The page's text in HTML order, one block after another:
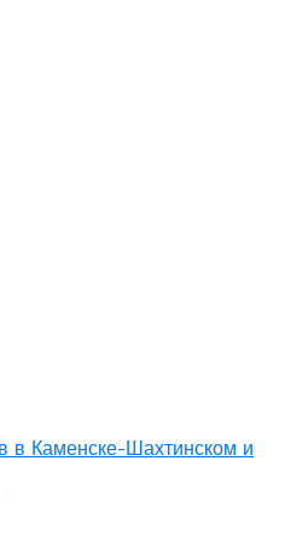
в Каменске-Шахтинском и